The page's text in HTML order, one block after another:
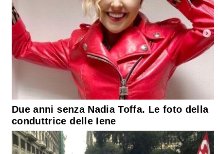
Due anni senza Nadia Toffa. Le foto della
conduttrice delle Iene